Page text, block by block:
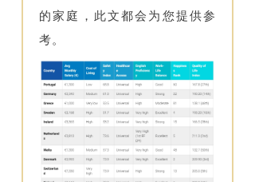
的家庭，此文都会为您提供参
考。